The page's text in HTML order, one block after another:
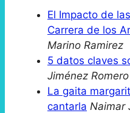
El Impacto de
Carrera de los
Marino Ramirez
5 datos claves
Jiménez Romero
La gaita
cantarla Naimar